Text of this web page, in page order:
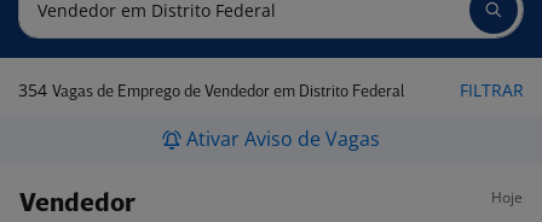
354 Vagas de Emprego de Vendedor em Distrito Federal FILTRAR
Ativar Aviso de Vagas
Vendedor Hoje